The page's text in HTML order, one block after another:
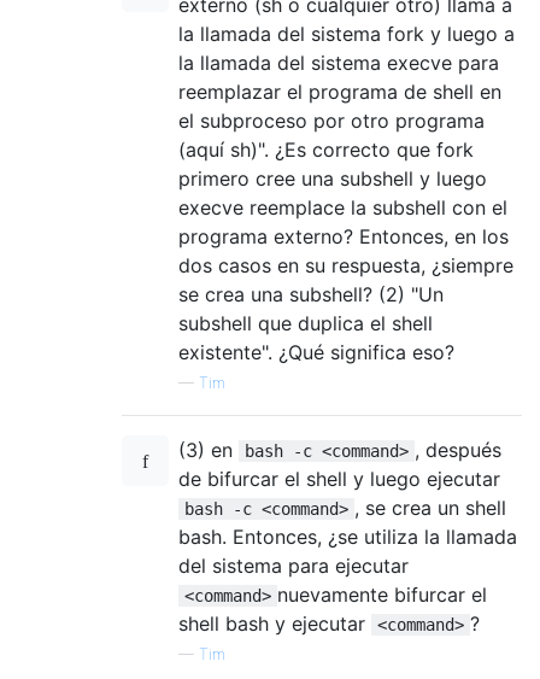
externo (sh o cualquier otro) llama a
la llamada del sistema fork y luego a
la llamada del sistema execve para
reemplazar el programa de shell en
el subproceso por otro programa
(aquí sh)". ¿Es correcto que fork
primero cree una subshell y luego
execve reemplace la subshell con el
programa externo? Entonces, en los
dos casos en su respuesta, ¿siempre
se crea una subshell? (2) "Un
subshell que duplica el shell
existente". ¿Qué significa eso?
— Tim
(3) en bash -c <command> , después
de bifurcar el shell y luego ejecutar
bash -c <command> , se crea un shell
bash. Entonces, ¿se utiliza la llamada
del sistema para ejecutar
<command> nuevamente bifurcar el
shell bash y ejecutar
<command> ?
— Tim